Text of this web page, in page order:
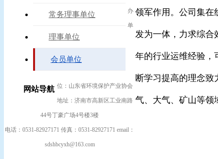
常务理事单位
理事单位
会员单位
领军作用。公司集在
发为一体，力求综合
年的行业运维经验，
断学习提高的理念
气、大气、矿山等领
网站导航
办
单
位：山东省环境保护产业协会
地址：济南市高新区工业南路
44号丁豪广场4号楼3楼
电话：0531-82927171 传真：0531-82927171 email：
sdshbcyxh@163.com